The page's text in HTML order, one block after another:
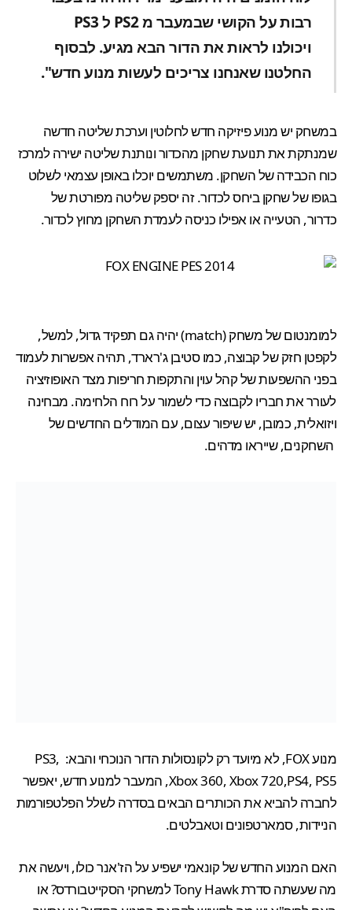
רבות על הקושי שבמעבר מ PS2 ל PS3
ויכולנו לראות את הדור הבא מגיע. לבסוף
החלטנו שאנחנו צריכים לעשות מנוע חדש".
במשחק יש מנוע פיזיקה חדש לחלוטין וערכת שליטה חדשה
שמנתקת את תנועת שחקן מהכדור ונותנת שליטה ישירה למרכז
כוח הכבידה של השחקן. משתמשים יוכלו באופן עצמאי לשלוט
בגופו של שחקן ביחס לכדור. זה יספק שליטה מפורטת של
כדרור, הטעייה או אפילו כניסה לעמדת השחקן מחוץ לכדור.
למומנטום של משחק (match) יהיה גם תפקיד גדול, למשל,
לקפטן חזק של קבוצה, כמו סטיבן ג'רארד, תהיה אפשרות לעמוד
בפני ההשפעות של קהל עוין והתקפות חריפות מצד האופוזיציה
לעורר את חבריו לקבוצה כדי לשמור על רוח הלחימה. מבחינה
ויזואלית, כמובן, יש שיפור עצום, עם המודלים החדשים של
השחקנים, שייראו מדהים.
מנוע FOX, לא מיועד רק לקונסולות הדור הנוכחי והבא: PS3,
Xbox 360, Xbox 720,PS4, PS5, המעבר למנוע חדש, יאפשר
לחברה להביא את הכותרים הבאים בסדרה לשלל הפלטפורמות
הניידות, סמארטפונים וטאבלטים.
האם המנוע החדש של קונאמי ישפיע על הז'אנר כולו, ויעשה את
מה שעשתה סדרת Tony Hawk למשחקי הסקייטבורדס? או